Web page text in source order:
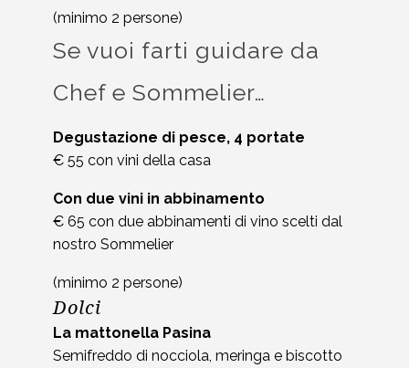
(minimo 2 persone)
Se vuoi farti guidare da
Chef e Sommelier…
Degustazione di pesce, 4 portate
€ 55 con vini della casa
Con due vini in abbinamento
€ 65 con due abbinamenti di vino scelti dal
nostro Sommelier
(minimo 2 persone)
Dolci
La mattonella Pasina
Semifreddo di nocciola, meringa e biscotto